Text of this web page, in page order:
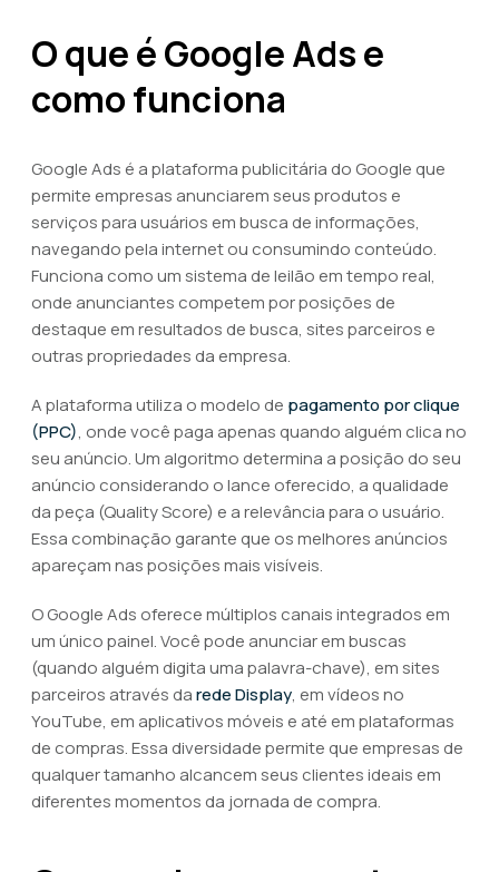
O que é Google Ads e
como funciona
Google Ads é a plataforma publicitária do Google que
permite empresas anunciarem seus produtos e
serviços para usuários em busca de informações,
navegando pela internet ou consumindo conteúdo.
Funciona como um sistema de leilão em tempo real,
onde anunciantes competem por posições de
destaque em resultados de busca, sites parceiros e
outras propriedades da empresa.
A plataforma utiliza o modelo de pagamento por clique
(PPC), onde você paga apenas quando alguém clica no
seu anúncio. Um algoritmo determina a posição do seu
anúncio considerando o lance oferecido, a qualidade
da peça (Quality Score) e a relevância para o usuário.
Essa combinação garante que os melhores anúncios
apareçam nas posições mais visíveis.
O Google Ads oferece múltiplos canais integrados em
um único painel. Você pode anunciar em buscas
(quando alguém digita uma palavra-chave), em sites
parceiros através darede Display, em vídeos no
YouTube, em aplicativos móveis e até em plataformas
de compras. Essa diversidade permite que empresas de
qualquer tamanho alcancem seus clientes ideais em
diferentes momentos da jornada de compra.